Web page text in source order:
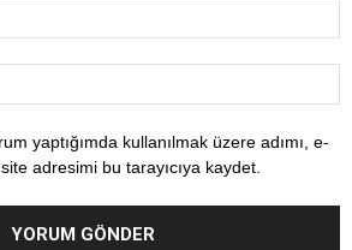
yaptığımda kullanılmak üzere adımı, e-
adresimi bu tarayıcıya kaydet.